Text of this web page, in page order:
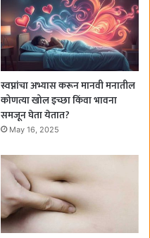
स्वप्नांचा अभ्यास करून मानवी मनातील
कोणत्या खोल इच्छा किंवा भावना
समजून घेता येतात?
May 16, 2025